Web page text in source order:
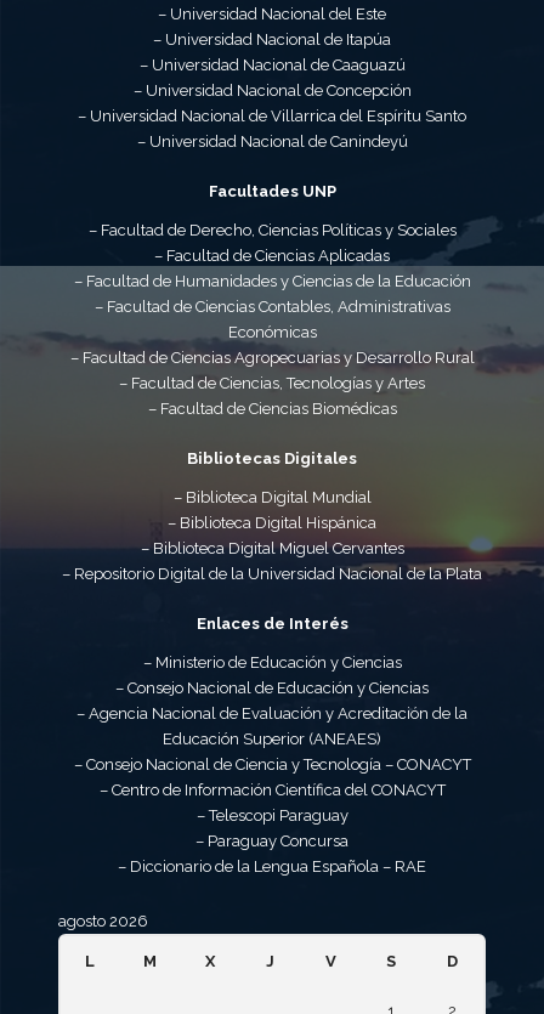
– Universidad Nacional del Este
– Universidad Nacional de Itapúa
– Universidad Nacional de Caaguazú
– Universidad Nacional de Concepción
– Universidad Nacional de Villarrica del Espíritu Santo
– Universidad Nacional de Canindeyú
Facultades UNP
– Facultad de Derecho, Ciencias Políticas y Sociales
– Facultad de Ciencias Aplicadas
– Facultad de Humanidades y Ciencias de la Educación
– Facultad de Ciencias Contables, Administrativas
Económicas
– Facultad de Ciencias Agropecuarias y Desarrollo Rural
– Facultad de Ciencias, Tecnologías y Artes
– Facultad de Ciencias Biomédicas
Bibliotecas Digitales
– Biblioteca Digital Mundial
– Biblioteca Digital Hispánica
– Biblioteca Digital Miguel Cervantes
– Repositorio Digital de la Universidad Nacional de la Plata
Enlaces de Interés
– Ministerio de Educación y Ciencias
– Consejo Nacional de Educación y Ciencias
– Agencia Nacional de Evaluación y Acreditación de la
Educación Superior (ANEAES)
– Consejo Nacional de Ciencia y Tecnología – CONACYT
– Centro de Información Científica del CONACYT
– Telescopi Paraguay
– Paraguay Concursa
– Diccionario de la Lengua Española – RAE
agosto 2026
L M X J V S D